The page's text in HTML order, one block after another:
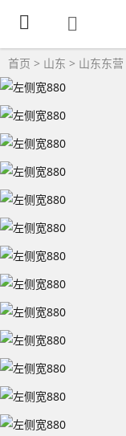
首页 > 山东 > 山东东营